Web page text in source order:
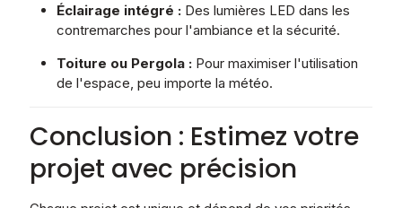
Éclairage intégré : Des lumières LED dans les
contremarches pour l'ambiance et la sécurité.
Toiture ou Pergola : Pour maximiser l'utilisation
de l'espace, peu importe la météo.
Conclusion : Estimez votre
projet avec précision